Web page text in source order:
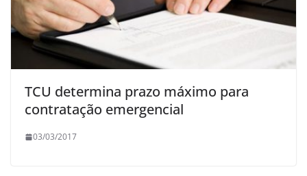
TCU determina prazo máximo para
contratação emergencial
03/03/2017